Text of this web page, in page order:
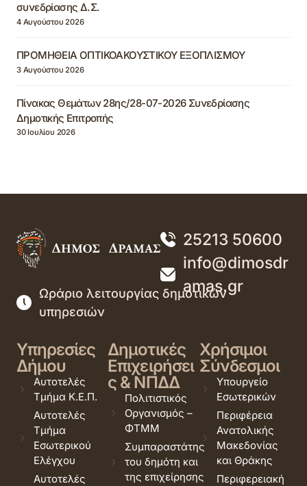
συνεδρίασης Δ.Σ.
4 Αυγούστου 2026
ΠΡΟΜΗΘΕΙΑ ΟΠΤΙΚΟΑΚΟΥΣΤΙΚΟΥ ΕΞΟΠΛΙΣΜΟΥ
3 Αυγούστου 2026
Πίνακας Θεμάτων 28ης/28-07-2026 Συνεδρίασης
Δημοτικής Επιτροπής
30 Ιουλίου 2026
25213 50600
info@dimosdr
amas.gr
Ωράριο λειτουργίας δημοτικών
υπηρεσιών
Υπηρεσίες
Δήμου
Αυτοτελές
Τμήμα Κ.Ε.Π.
Αυτοτελές
Τμήμα
Εσωτερικού
Ελέγχου
Αυτοτελές
Δημοτικές
Επιχειρήσει
ς & ΝΠΔΔ
Πολιτιστικός
Οργανισμός –
ΦΤΜΜ
Συμπαραστάτης
του δημότη και
της επιχείρησης
Χρήσιμοι
Σύνδεσμοι
Υπουργείο
Εσωτερικών
Περιφέρεια
Ανατολικής
Μακεδονίας
και Θράκης
Περιφερειακή